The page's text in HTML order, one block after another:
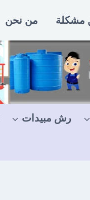
مشكلة من نحن
رش مبيدات